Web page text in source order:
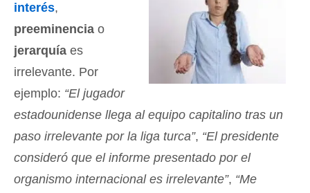
interés,
preeminencia o
jerarquía es
irrelevante. Por
ejemplo: “El jugador
estadounidense llega al equipo capitalino tras un
paso irrelevante por la liga turca”, “El presidente
consideró que el informe presentado por el
organismo internacional es irrelevante”, “Me